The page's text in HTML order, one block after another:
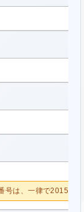
は、一律で2015/10/